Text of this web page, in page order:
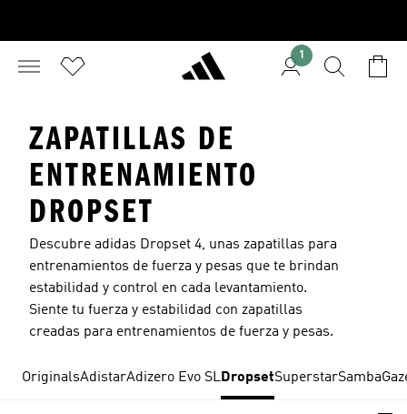
1
ZAPATILLAS DE
ENTRENAMIENTO
DROPSET
Descubre adidas Dropset 4, unas zapatillas para
entrenamientos de fuerza y pesas que te brindan
estabilidad y control en cada levantamiento.
Siente tu fuerza y estabilidad con zapatillas
creadas para entrenamientos de fuerza y pesas.
OriginalsAdistarAdizero Evo SLDropsetSuperstarSamba